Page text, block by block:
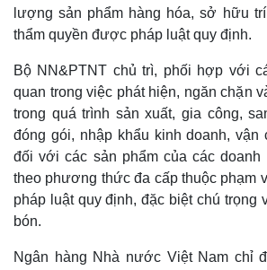
lượng sản phẩm hàng hóa, sở hữu
thẩm quyền được pháp luật quy định.
Bộ NN&PTNT chủ trì, phối hợp với
quan trong việc phát hiện, ngăn chặn
trong quá trình sản xuất, gia công,
đóng gói, nhập khẩu kinh doanh, vận
đối với các sản phẩm của các doanh
theo phương thức đa cấp thuộc phạm
pháp luật quy định, đặc biệt chú trọng
bón.
Ngân hàng Nhà nước Việt Nam chỉ